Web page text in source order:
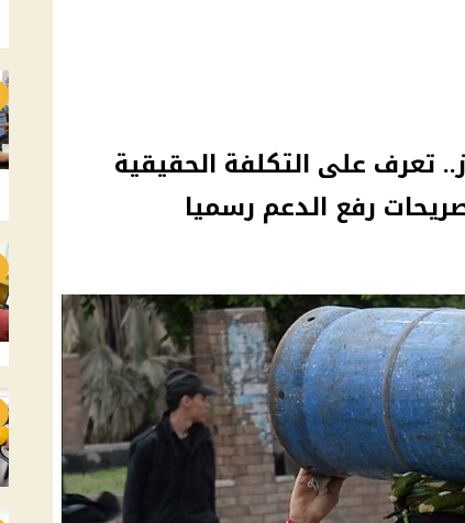
تعرف على التكلفة الحقيقية
رفع الدعم رسميا